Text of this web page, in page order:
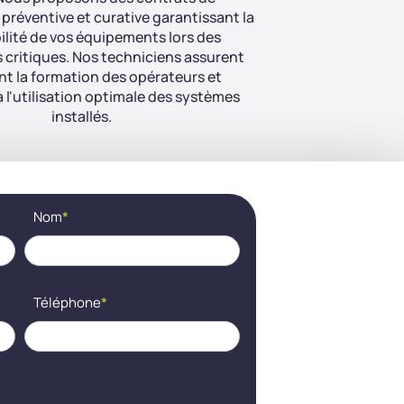
et curative garantissant la
de vos équipements lors des
critiques. Nos techniciens assurent
la formation des opérateurs et
l'utilisation optimale des systèmes
installés.
Nom*
Téléphone*